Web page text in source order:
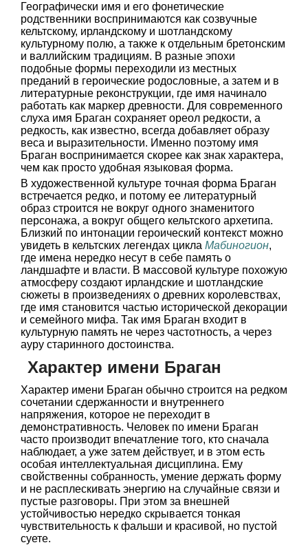
Географически имя и его фонетические
родственники воспринимаются как созвучные
кельтскому, ирландскому и шотландскому
культурному полю, а также к отдельным бретонским
и валлийским традициям. В разные эпохи
подобные формы переходили из местных
преданий в героические родословные, а затем и в
литературные реконструкции, где имя начинало
работать как маркер древности. Для современного
слуха имя Браган сохраняет ореол редкости, а
редкость, как известно, всегда добавляет образу
веса и выразительности. Именно поэтому имя
Браган воспринимается скорее как знак характера,
чем как просто удобная языковая форма.
В художественной культуре точная форма Браган
встречается редко, и потому ее литературный
образ строится не вокруг одного знаменитого
персонажа, а вокруг общего кельтского архетипа.
Близкий по интонации героический контекст можно
увидеть в кельтских легендах цикла Мабиногион,
где имена нередко несут в себе память о
ландшафте и власти. В массовой культуре похожую
атмосферу создают ирландские и шотландские
сюжеты в произведениях о древних королевствах,
где имя становится частью исторической декорации
и семейного мифа. Так имя Браган входит в
культурную память не через частотность, а через
ауру старинного достоинства.
Характер имени Браган
Характер имени Браган обычно строится на редком
сочетании сдержанности и внутреннего
напряжения, которое не переходит в
демонстративность. Человек по имени Браган
часто производит впечатление того, кто сначала
наблюдает, а уже затем действует, и в этом есть
особая интеллектуальная дисциплина. Ему
свойственны собранность, умение держать форму
и не расплескивать энергию на случайные связи и
пустые разговоры. При этом за внешней
устойчивостью нередко скрывается тонкая
чувствительность к фальши и красивой, но пустой
суете.